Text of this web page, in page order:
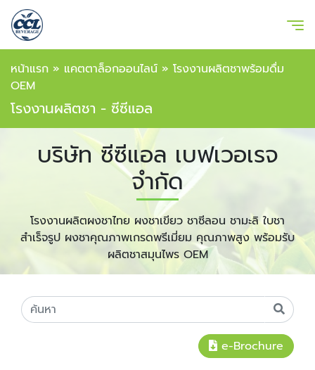
หน้าแรก » แคตตาล็อกออนไลน์ » โรงงานผลิตชาพร้อมดื่ม
OEM
โรงงานผลิตชา - ซีซีแอล
บริษัท ซีซีแอล เบฟเวอเรจ
จำกัด
โรงงานผลิตผงชาไทย ผงชาเขียว ชาซีลอน ชามะลิ ใบชา
สำเร็จรูป ผงชาคุณภาพเกรดพรีเมี่ยม คุณภาพสูง พร้อมรับ
ผลิตชาสมุนไพร OEM
e-Brochure